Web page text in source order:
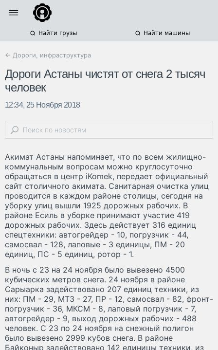
Найти грузы Найти машины
← Дороги, инфраструктура
Дороги Астаны чистят от снега 2 тысяч
человек
12:34, 25 Ноября 2018
Акимат Астаны напоминает, что по всем жилищно-
коммунальным вопросам можно круглосуточно
обращаться в центр iKomek, передает официальный
сайт столичного акимата. Санитарная очистка улиц
проводится в каждом районе столицы, сегодня на
уборку улиц вышли 1925 дорожных рабочих. В
районе Есиль в уборке принимают участие 419
дорожных рабочих. Здесь действует 316 единиц
спецтехники: автогрейдер - 10, погрузчик - 44,
самосвал - 128, лаповые - 3 единицы, ПМ - 20
единиц, ПС - 5 единиц, ротор - 1.
В ночь с 23 на 24 ноября было вывезено 4500
кубических метров снега. 24 ноября в районе
Сарыарка задействовано 207 единиц техники, из
них: ПМ - 29, МТЗ - 27, ПР - 12, самосвал - 82, фронт-
погрузчик - 36, МКСМ - 8, лаповый погрузчик - 7,
автогрейдер - 9, выход дорожных рабочих - 488
человек. С 23 по 24 ноября на снежный полигон
было вывезено 2999 кубов снега. В районе
Байконыр задействовано 142 единицы техники, из